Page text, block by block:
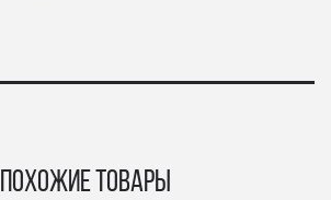
Похожие товары